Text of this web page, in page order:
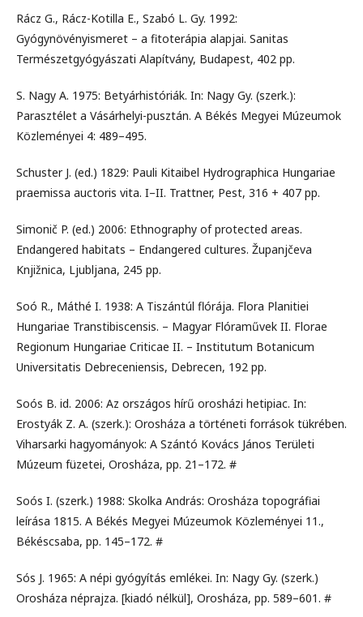
Rácz G., Rácz-Kotilla E., Szabó L. Gy. 1992:
Gyógynövényismeret – a fitoterápia alapjai. Sanitas
Természetgyógyászati Alapítvány, Budapest, 402 pp.
S. Nagy A. 1975: Betyárhistóriák. In: Nagy Gy. (szerk.):
Parasztélet a Vásárhelyi-pusztán. A Békés Megyei Múzeumok
Közleményei 4: 489–495.
Schuster J. (ed.) 1829: Pauli Kitaibel Hydrographica Hungariae
praemissa auctoris vita. I–II. Trattner, Pest, 316 + 407 pp.
Simonič P. (ed.) 2006: Ethnography of protected areas.
Endangered habitats – Endangered cultures. Županjčeva
Knjižnica, Ljubljana, 245 pp.
Soó R., Máthé I. 1938: A Tiszántúl flórája. Flora Planitiei
Hungariae Transtibiscensis. – Magyar Flóraművek II. Florae
Regionum Hungariae Criticae II. – Institutum Botanicum
Universitatis Debreceniensis, Debrecen, 192 pp.
Soós B. id. 2006: Az országos hírű orosházi hetipiac. In:
Erostyák Z. A. (szerk.): Orosháza a történeti források tükrében.
Viharsarki hagyományok: A Szántó Kovács János Területi
Múzeum füzetei, Orosháza, pp. 21–172. #
Soós I. (szerk.) 1988: Skolka András: Orosháza topográfiai
leírása 1815. A Békés Megyei Múzeumok Közleményei 11.,
Békéscsaba, pp. 145–172. #
Sós J. 1965: A népi gyógyítás emlékei. In: Nagy Gy. (szerk.)
Orosháza néprajza. [kiadó nélkül], Orosháza, pp. 589–601. #